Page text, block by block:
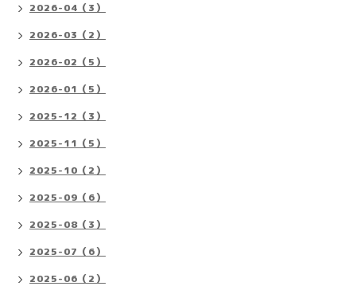
2026-04（3）
2026-03（2）
2026-02（5）
2026-01（5）
2025-12（3）
2025-11（5）
2025-10（2）
2025-09（6）
2025-08（3）
2025-07（6）
2025-06（2）